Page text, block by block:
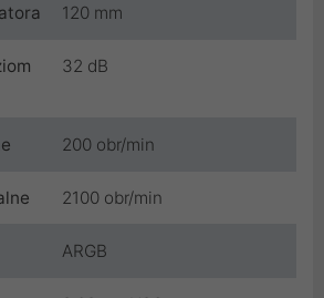
120 mm
32 dB
200 obr/min
2100 obr/min
ARGB